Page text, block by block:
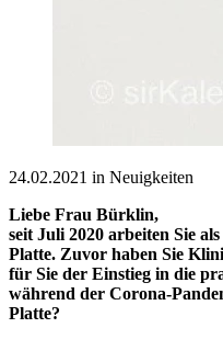
24.02.2021 in Neuigkeiten
Liebe Frau Bürklin,
seit Juli 2020 arbeiten Sie
Platte. Zuvor haben Sie
für Sie der Einstieg in die
während der Corona-
Platte?